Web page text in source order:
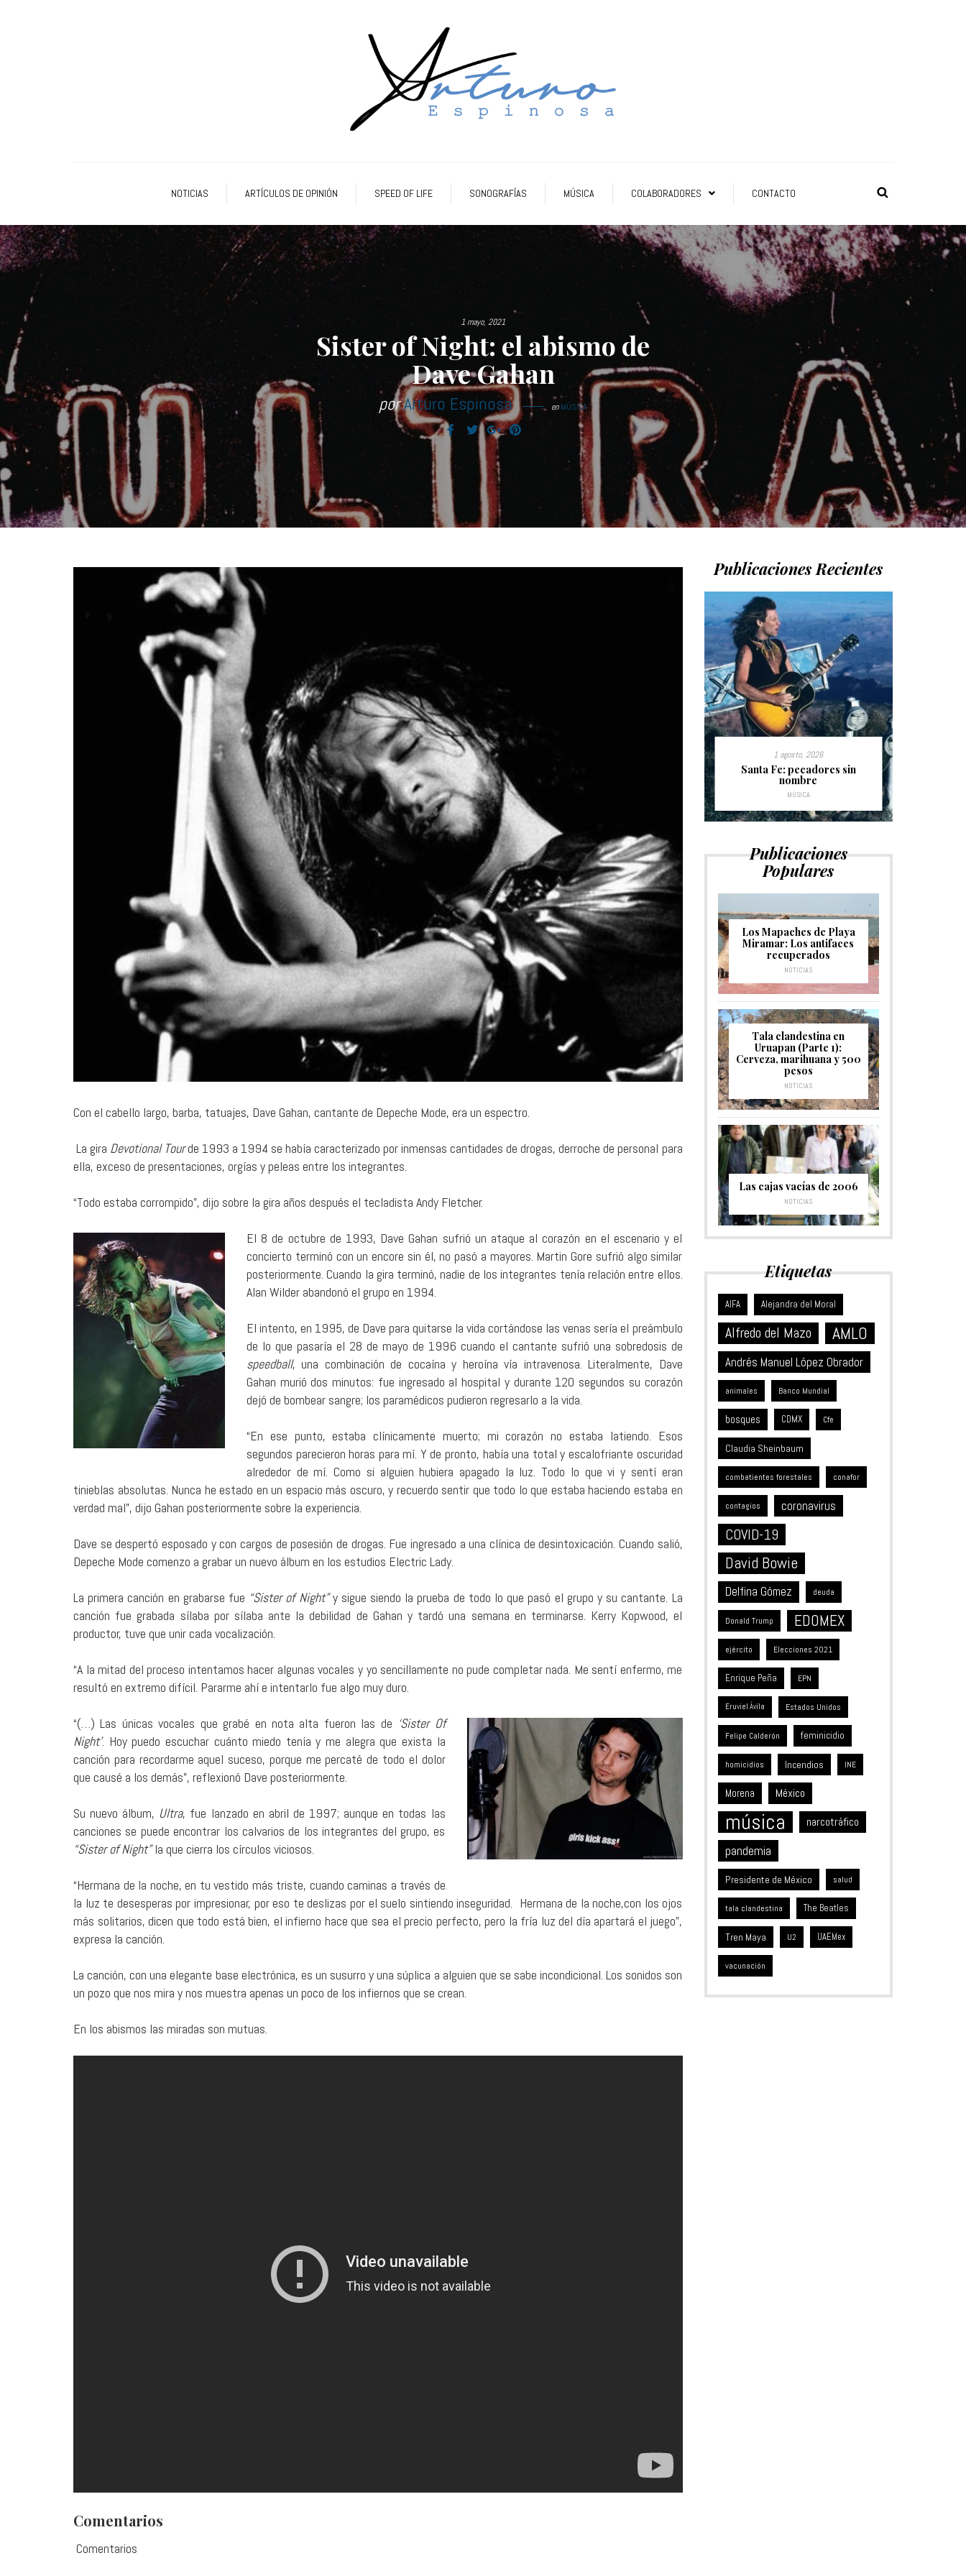
NOTICIAS ARTÍCULOS DE OPINIÓN SPEED OF LIFE SONOGRAFÍAS MÚSICA COLABORADORES CONTACTO
1 mayo, 2021
Sister of Night: el abismo de
Dave Gahan
porArturo Espinosa enMÚSICA
Con el cabello largo, barba, tatuajes, Dave Gahan, cantante de Depeche Mode, era un espectro.
La gira Devotional Tourde 1993 a 1994 se había caracterizado por inmensas cantidades de drogas, derroche de personal para
ella, exceso de presentaciones, orgías y peleas entre los integrantes.
“Todo estaba corrompido”, dijo sobre la gira años después el tecladista Andy Fletcher.
El 8 de octubre de 1993, Dave Gahan sufrió un ataque al corazón en el escenario y el
concierto terminó con un encore sin él, no pasó a mayores. Martin Gore sufrió algo similar
posteriormente. Cuando la gira terminó, nadie de los integrantes tenía relación entre ellos.
Alan Wilder abandonó el grupo en 1994.
El intento, en 1995, de Dave para quitarse la vida cortándose las venas sería el preámbulo
de lo que pasaría el 28 de mayo de 1996 cuando el cantante sufrió una sobredosis de
speedball, una combinación de cocaína y heroína vía intravenosa. Literalmente, Dave
Gahan murió dos minutos: fue ingresado al hospital y durante 120 segundos su corazón
dejó de bombear sangre; los paramédicos pudieron regresarlo a la vida.
“En ese punto, estaba clínicamente muerto; mi corazón no estaba latiendo. Esos
segundos parecieron horas para mí. Y de pronto, había una total y escalofriante oscuridad
alrededor de mí. Como si alguien hubiera apagado la luz. Todo lo que vi y sentí eran
tinieblas absolutas. Nunca he estado en un espacio más oscuro, y recuerdo sentir que todo lo que estaba haciendo estaba en
verdad mal”, dijo Gahan posteriormente sobre la experiencia.
Dave se despertó esposado y con cargos de posesión de drogas. Fue ingresado a una clínica de desintoxicación. Cuando salió,
Depeche Mode comenzo a grabar un nuevo álbum en los estudios Electric Lady.
La primera canción en grabarse fue “Sister of Night”y sigue siendo la prueba de todo lo que pasó el grupo y su cantante. La
canción fue grabada sílaba por sílaba ante la debilidad de Gahan y tardó una semana en terminarse. Kerry Kopwood, el
productor, tuve que unir cada vocalización.
“A la mitad del proceso intentamos hacer algunas vocales y yo sencillamente no pude completar nada. Me sentí enfermo, me
resultó en extremo difícil. Pararme ahí e intentarlo fue algo muy duro.
“(…) Las únicas vocales que grabé en nota alta fueron las de ‘Sister Of
Night’. Hoy puedo escuchar cuánto miedo tenía y me alegra que exista la
canción para recordarme aquel suceso, porque me percaté de todo el dolor
que causé a los demás”, reflexionó Dave posteriormente.
Su nuevo álbum, Ultra, fue lanzado en abril de 1997; aunque en todas las
canciones se puede encontrar los calvarios de los integrantes del grupo, es
“Sister of Night”la que cierra los círculos viciosos.
“Hermana de la noche, en tu vestido más triste, cuando caminas a través de
la luz te desesperas por impresionar, por eso te deslizas por el suelo sintiendo inseguridad. Hermana de la noche,con los ojos
más solitarios, dicen que todo está bien, el infierno hace que sea el precio perfecto, pero la fría luz del día apartará el juego”,
expresa la canción.
La canción, con una elegante base electrónica, es un susurro y una súplica a alguien que se sabe incondicional. Los sonidos son
un pozo que nos mira y nos muestra apenas un poco de los infiernos que se crean.
En los abismos las miradas son mutuas.
Comentarios
Comentarios
Publicaciones Recientes
31 julio, 2026
Time will be a healer: un lugar
donde el éxito no significa nada
SONOGRAFÍAS
25 julio, 2026
Hurdy Gurdy Man: mapas de
creatividad
MÚSICA
1 agosto, 2026
Santa Fe: pecadores sin
nombre
MÚSICA
Publicaciones
Populares
Los Mapaches de Playa
Miramar: Los antifaces
recuperados
NOTICIAS
Tala clandestina en
Uruapan (Parte 1):
Cerveza, marihuana y 500
pesos
NOTICIAS
Las cajas vacías de 2006
NOTICIAS
Etiquetas
AIFA Alejandra del Moral
Alfredo del Mazo AMLO
Andrés Manuel López Obrador
animales Banco Mundial
bosques CDMX Cfe
Claudia Sheinbaum
combatientes forestales conafor
contagios coronavirus
COVID-19
David Bowie
Delfina Gómez deuda
Donald Trump EDOMEX
ejército Elecciones 2021
Enrique Peña EPN
Eruviel Ávila Estados Unidos
Felipe Calderón feminicidio
homicidios Incendios INE
Morena México
música narcotráfico
pandemia
Presidente de México salud
tala clandestina The Beatles
Tren Maya U2 UAEMex
vacunación